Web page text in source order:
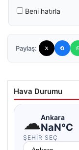
Beni hatırla
Paylaş:
Hava Durumu
☁Ankara
NaN°C
ŞEHIR SEÇ